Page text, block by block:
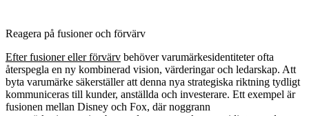
Reagera på fusioner och förvärv
Efter fusioner eller förvärv behöver varumärkesidentiteter ofta
återspegla en ny kombinerad vision, värderingar och ledarskap. Att
byta varumärke säkerställer att denna nya strategiska riktning tydligt
kommuniceras till kunder, anställda och investerare. Ett exempel är
fusionen mellan Disney och Fox, där noggrann